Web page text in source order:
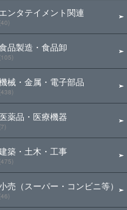
エンタテイメント関連
(40)
品製造・食品卸
(105)
械・金属・電子部品
(438)
医薬品・医療機器
(7)
築・土木・工事
(475)
売（スーパー・コンビニ等）
(46)